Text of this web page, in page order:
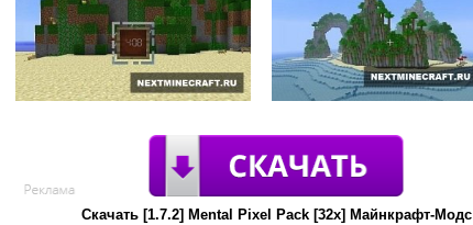
Скачать [1.7.2] Mental Pixel Pack [32x] Майнкрафт-Модс